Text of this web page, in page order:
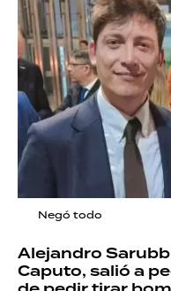
Negó todo
Alejandro
Caputo, salió a